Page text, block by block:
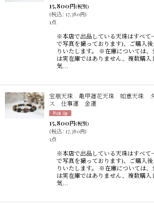
15,800円(税別)
(税込: 17,380円)
1点
※本店で出品している天珠はすべて
で写真を撮っております)、ご購入
りいたします。 ※在庫については
は実在庫ではありません、複数購入
気…
宝瓶天珠 亀甲蓮花天珠 如意天珠 タ
ス 仕事運 金運
15,800円(税別)
(税込: 17,380円)
1点
※本店で出品している天珠はすべて
で写真を撮っております)、ご購入
りいたします。 ※在庫については
は実在庫ではありません、複数購入
気…